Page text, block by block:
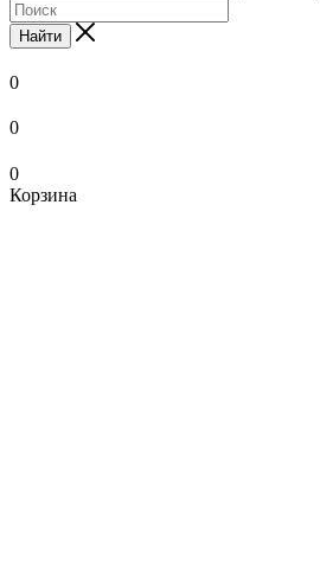
Найти
0
0
0
Корзина